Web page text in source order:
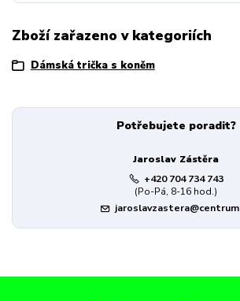
Zboží zařazeno v kategoriích
Dámská trička s koněm
Potřebujete poradit?
Jaroslav Zástěra
+420 704 734 743
(Po-Pá, 8-16 hod.)